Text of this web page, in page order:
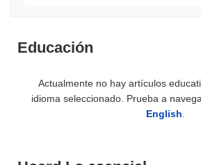
Educación
Actualmente no hay artículos
idioma seleccionado. Prueba a
English